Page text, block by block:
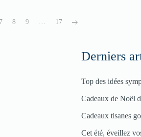
7 8 9 … 17
Derniers
Top des idées
Cadeaux de Noël
Cadeaux tisanes
Cet été, éveillez